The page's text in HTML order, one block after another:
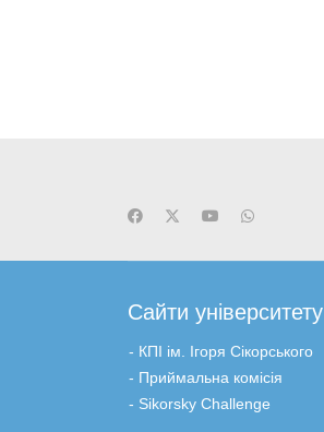
Сайти університету
- КПІ ім. Ігоря Сікорського
- Приймальна комісія
- Sikorsky Challenge